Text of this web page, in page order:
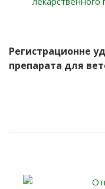
Регистрационне
препарата для